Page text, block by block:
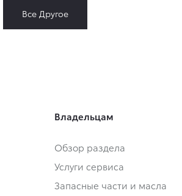
Все Другое
Владельцам
Обзор раздела
Услуги сервиса
Запасные части и масла